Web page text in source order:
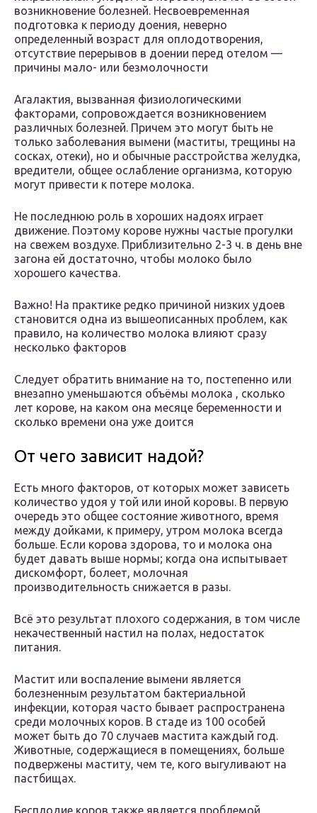
возникновение болезней. Несвоевременная
подготовка к периоду доения, неверно
определенный возраст для оплодотворения,
отсутствие перерывов в доении перед отелом —
причины мало- или безмолочности
Агалактия, вызванная физиологическими
факторами, сопровождается возникновением
различных болезней. Причем это могут быть не
только заболевания вымени (маститы, трещины на
сосках, отеки), но и обычные расстройства желудка,
вредители, общее ослабление организма, которую
могут привести к потере молока.
Не последнюю роль в хороших надоях играет
движение. Поэтому корове нужны частые прогулки
на свежем воздухе. Приблизительно 2-3 ч. в день вне
загона ей достаточно, чтобы молоко было
хорошего качества.
Важно! На практике редко причиной низких удоев
становится одна из вышеописанных проблем, как
правило, на количество молока влияют сразу
несколько факторов
Следует обратить внимание на то, постепенно или
внезапно уменьшаются объёмы молока , сколько
лет корове, на каком она месяце беременности и
сколько времени она уже доится
От чего зависит надой?
Есть много факторов, от которых может зависеть
количество удоя у той или иной коровы. В первую
очередь это общее состояние животного, время
между дойками, к примеру, утром молока всегда
больше. Если корова здорова, то и молока она
будет давать выше нормы; когда она испытывает
дискомфорт, болеет, молочная
производительность снижается в разы.
Всё это результат плохого содержания, в том числе
некачественный настил на полах, недостаток
питания.
Мастит или воспаление вымени является
болезненным результатом бактериальной
инфекции, которая часто бывает распространена
среди молочных коров. В стаде из 100 особей
может быть до 70 случаев мастита каждый год.
Животные, содержащиеся в помещениях, больше
подвержены маститу, чем те, кого выгуливают на
пастбищах.
Бесплодие коров также является проблемой